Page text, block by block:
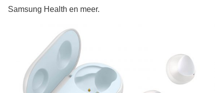
Samsung Health en meer.